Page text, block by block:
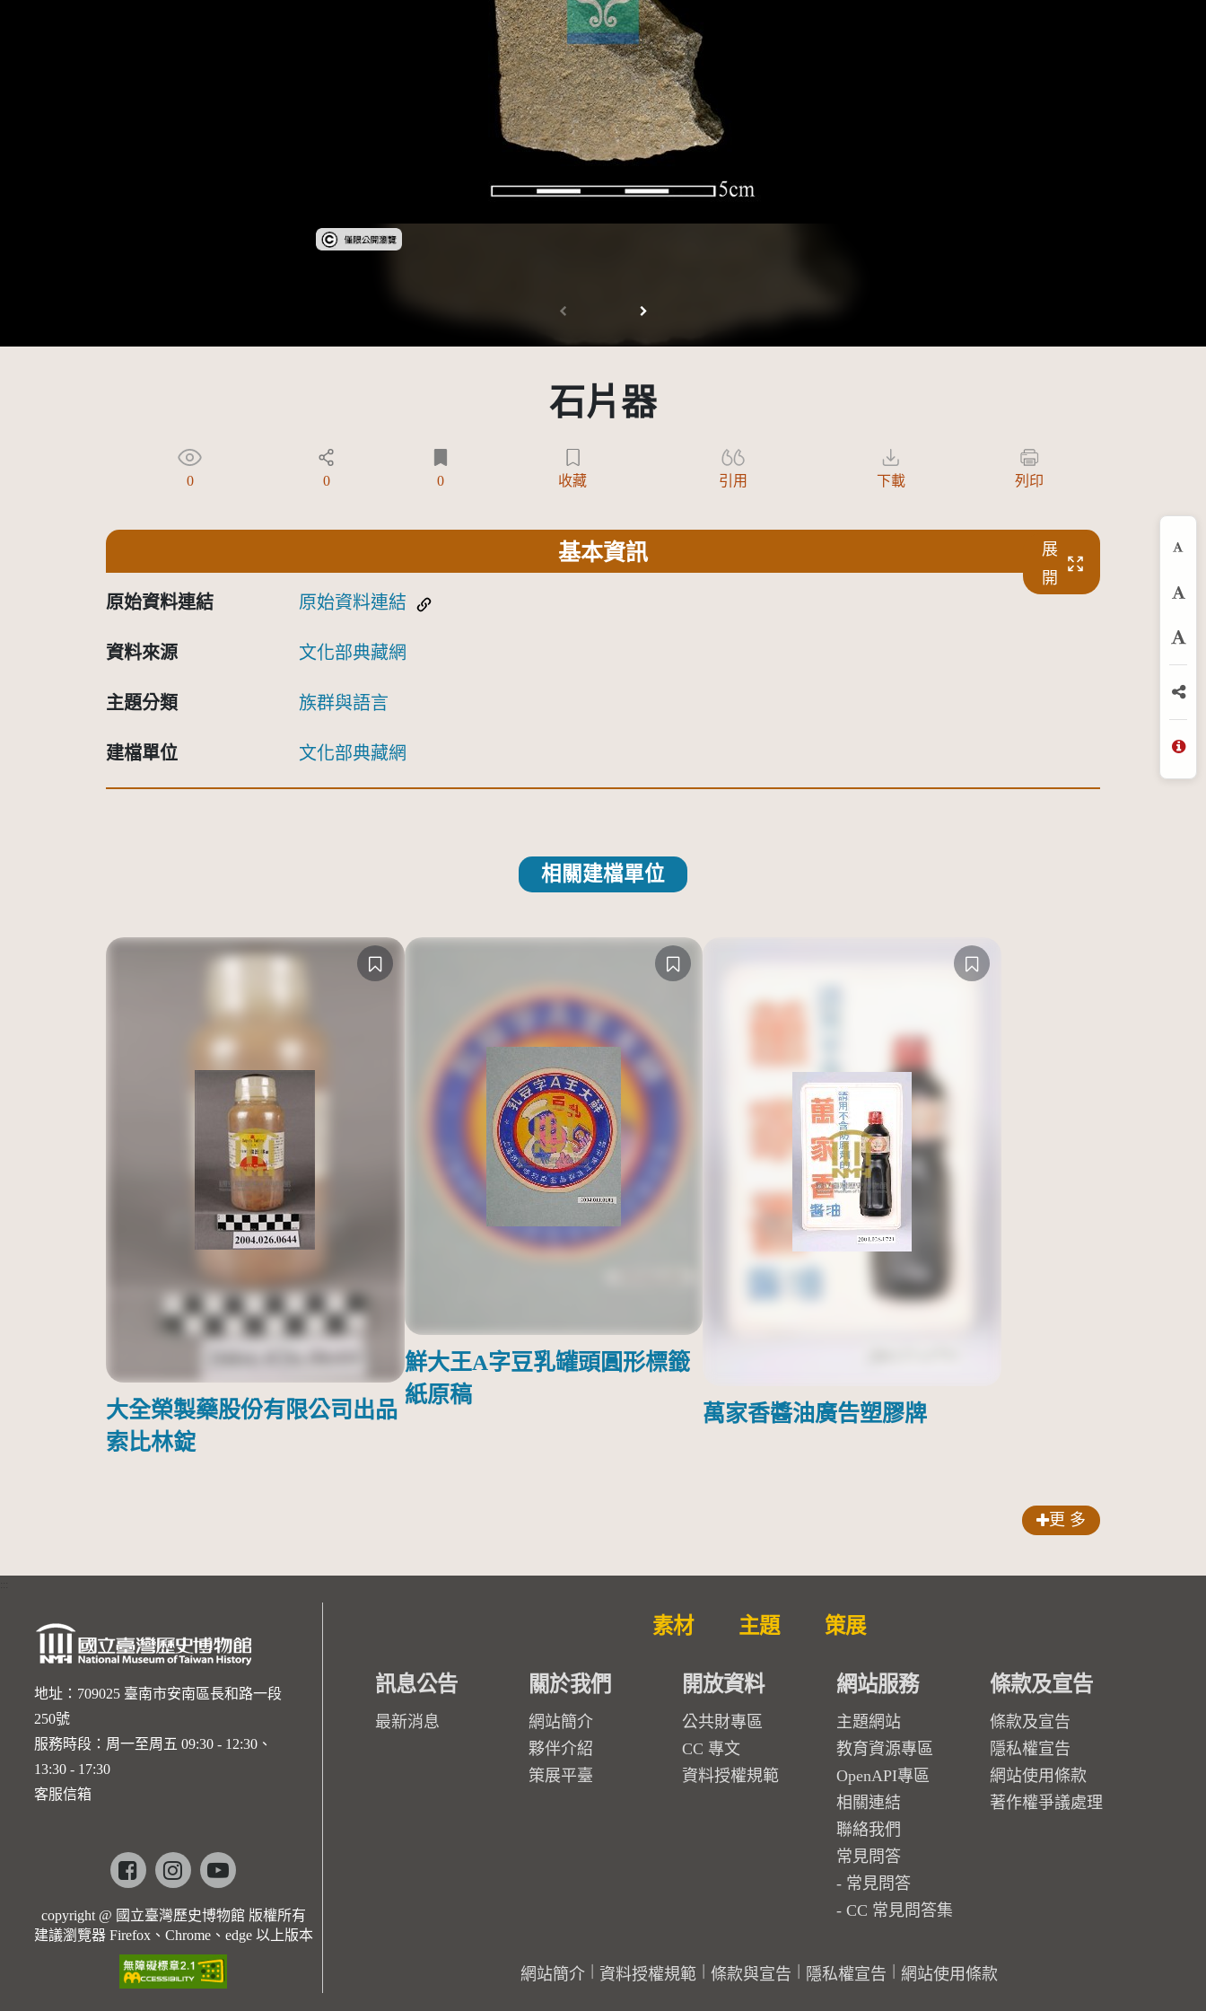
受著作權法保護-僅限於本平台有限度公開瀏覽
石片器
0 0 0 收藏 引用 下載 列印
基本資訊
展
開
原始資料連結 原始資料連結
資料來源 文化部典藏網
主題分類 族群與語言
建檔單位 文化部典藏網
相關建檔單位
大全榮製藥股份有限公司出品
索比林錠
鮮大王A字豆乳罐頭圓形標籤
紙原稿
萬家香醬油廣告塑膠牌
更 多
放
分
地址：709025 臺南市安南區長和路一段
250號
服務時段：周一至周五 09:30 - 12:30、
13:30 - 17:30
客服信箱
Facebookinstagramyoutube
copyright @ 國立臺灣歷史博物館 版權所有
建議瀏覽器 Firefox、Chrome、edge 以上版本
素材 主題 策展
訊息公告
最新消息
關於我們
網站簡介
夥伴介紹
策展平臺
開放資料
公共財專區
CC 專文
資料授權規範
網站服務
主題網站
教育資源專區
OpenAPI專區
相關連結
聯絡我們
常見問答
常見問答
CC 常見問答集
條款及宣告
條款及宣告
隱私權宣告
網站使用條款
著作權爭議處理
網站簡介 資料授權規範 條款與宣告 隱私權宣告 網站使用條款